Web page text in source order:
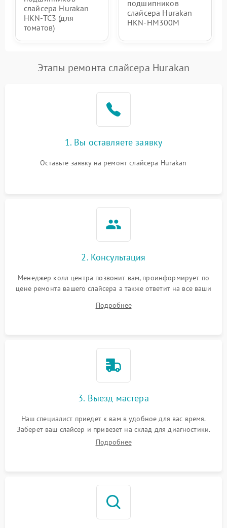
слайсера Hurakan
HKN-TC3 (для
томатов)
подшипников
слайсера Hurakan
HKN-HM300M
Этапы ремонта слайсера Hurakan
1. Вы оставляете заявку
Оставьте заявку на ремонт слайсера Hurakan
2. Консультация
Менеджер колл центра позвонит вам, проинформирует по
цене ремонта вашего слайсера а также ответит на все ваши
Подробнее
3. Выезд мастера
Наш специалист приедет к вам в удобное для вас время.
Заберет ваш слайсер и привезет на склад для диагностики.
Подробнее